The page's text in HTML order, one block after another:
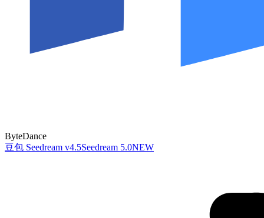
ByteDance
豆包 Seedream v4.5Seedream 5.0NEW